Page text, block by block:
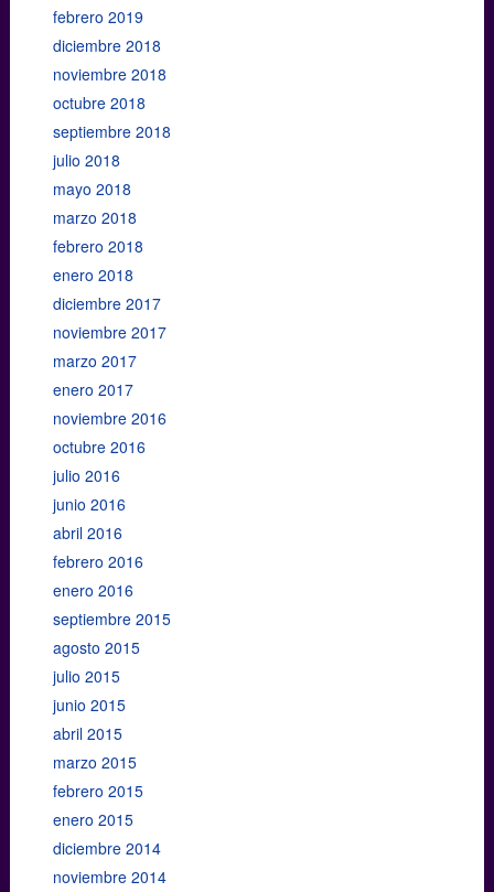
febrero 2019
diciembre 2018
noviembre 2018
octubre 2018
septiembre 2018
julio 2018
mayo 2018
marzo 2018
febrero 2018
enero 2018
diciembre 2017
noviembre 2017
marzo 2017
enero 2017
noviembre 2016
octubre 2016
julio 2016
junio 2016
abril 2016
febrero 2016
enero 2016
septiembre 2015
agosto 2015
julio 2015
junio 2015
abril 2015
marzo 2015
febrero 2015
enero 2015
diciembre 2014
noviembre 2014